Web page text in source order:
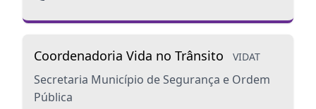
Coordenadoria Vida no Trânsito VIDAT
Secretaria Município de Segurança e Ordem
Pública